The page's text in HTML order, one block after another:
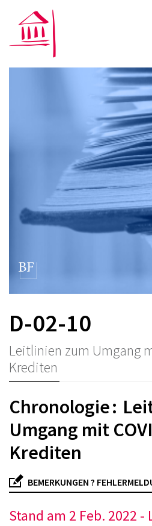
D-02-10
Leitlinien zum Umgang
Krediten
Chronologie :
Umgang mit
Krediten
BEMERKUNGEN ?
Stand am 2 Feb. 2022